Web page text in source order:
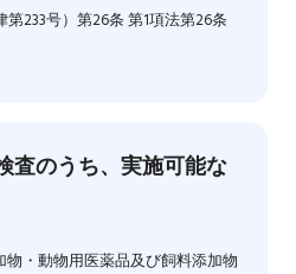
233号）第26条 第1項法第26条
査のうち、実施可能な
・動物用医薬品及び飼料添加物